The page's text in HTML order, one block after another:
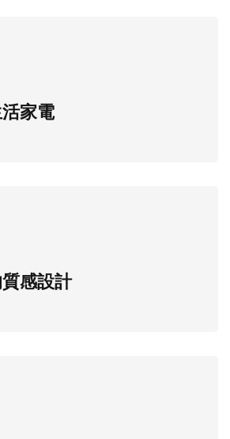
家電
感設計